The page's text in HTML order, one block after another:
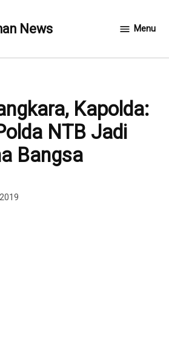
News Menu
Kapolda:
NTB Jadi
Bangsa